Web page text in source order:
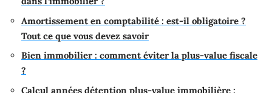
Amortissement en comptabilité : est-il obligatoire ?
Tout ce que vous devez savoir
Bien immobilier : comment éviter la plus-value fiscale
?
Calcul années détention plus-value immobilière :